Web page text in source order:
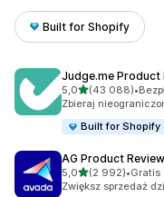
Built for Shopify
Judge.me Product
5,0na 5 gwiazdek
(43 088)
Łączna liczba •
Zbieraj
Built for Shopify
AG Product
5,0na 5 gwiazdek
(2 992)
Łączna liczba•Gratis
Zwiększ sprzedaż